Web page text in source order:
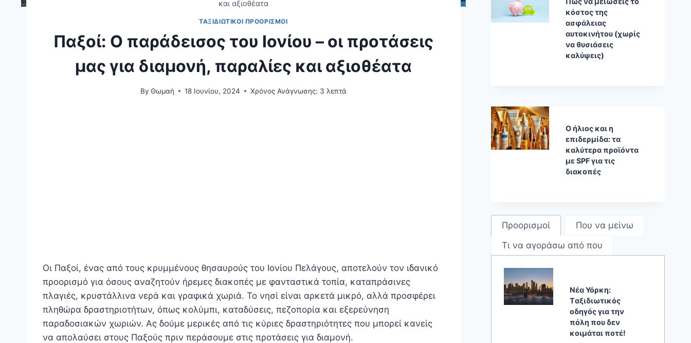
και αξιοθέατα
ΤΑΞΙΔΙΩΤΙΚΟΊ ΠΡΟΟΡΙΣΜΟΊ
Παξοί: Ο παράδεισος του Ιονίου – οι προτάσεις
μας για διαμονή, παραλίες και αξιοθέατα
By Θωμαή 18 Ιουνίου, 2024 Χρόνος Ανάγνωσης: 3 λεπτά
Οι Παξοί, ένας από τους κρυμμένους θησαυρούς του Ιονίου Πελάγους, αποτελούν τον ιδανικό
προορισμό για όσους αναζητούν ήρεμες διακοπές με φανταστικά τοπία, καταπράσινες
πλαγιές, κρυστάλλινα νερά και γραφικά χωριά. Το νησί είναι αρκετά μικρό, αλλά προσφέρει
πληθώρα δραστηριοτήτων, όπως κολύμπι, καταδύσεις, πεζοπορία και εξερεύνηση
παραδοσιακών χωριών. Ας δούμε μερικές από τις κύριες δραστηριότητες που μπορεί κανείς
να απολαύσει στους Παξούς πριν περάσουμε στις προτάσεις για διαμονή.
κόστος της
ασφάλειας
αυτοκινήτου (χωρίς
να θυσιάσεις
καλύψεις)
Ο ήλιος και η
επιδερμίδα: τα
καλύτερα προϊόντα
με SPF για τις
διακοπές
Προορισμοί
Που να μείνω
Τι να αγοράσω από που
Νέα Υόρκη:
Tαξιδιωτικός
οδηγός για την
πόλη που δεν
κοιμάται ποτέ!